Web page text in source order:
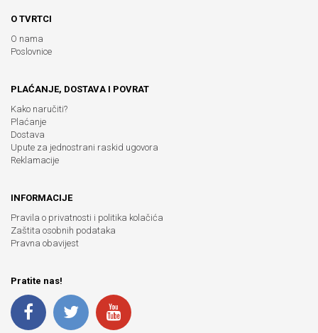
O TVRTCI
O nama
Poslovnice
PLAĆANJE, DOSTAVA I POVRAT
Kako naručiti?
Plaćanje
Dostava
Upute za jednostrani raskid ugovora
Reklamacije
INFORMACIJE
Pravila o privatnosti i politika kolačića
Zaštita osobnih podataka
Pravna obavijest
Pratite nas!